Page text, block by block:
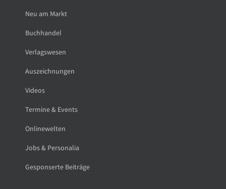
Neu am Markt
Buchhandel
Verlagswesen
Auszeichnungen
Videos
Termine & Events
Onlinewelten
Jobs & Personalia
Gesponserte Beiträge